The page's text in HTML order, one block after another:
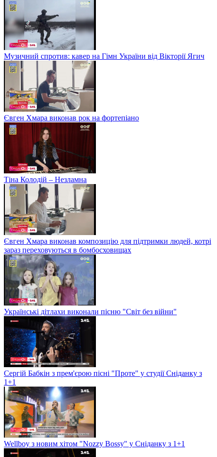
Музичний спротив: кавер на Гімн України від Вікторії Ягич
Євген Хмара виконав рок на фортепіано
Тіна Колодій – Незламна
Євген Хмара виконав композицію для підтримки людей, котрі
зараз переховуються в бомбосховищах
Українські дітлахи виконали пісню "Світ без війни"
Сергій Бабкін з прем'єрою пісні "Проте" у студії Сніданку з
1+1
Wellboy з новим хітом "Nozzy Bossy" у Сніданку з 1+1